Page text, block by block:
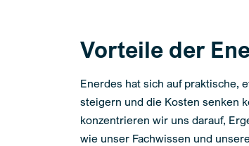
Vorteile der
Enerdes hat sich auf praktische,
steigern und die Kosten senken
konzentrieren wir uns darauf,
wie unser Fachwissen und